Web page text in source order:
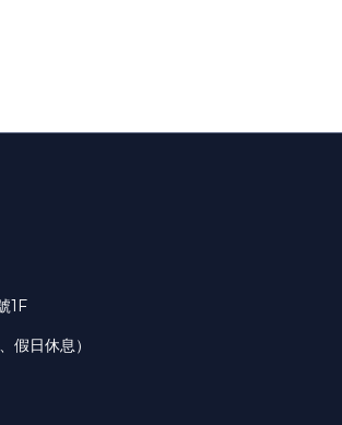
1F
日休息）